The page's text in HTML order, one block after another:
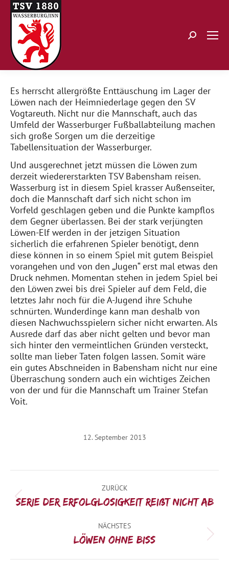
Search:
Es herrscht allergrößte Enttäuschung im Lager der
Löwen nach der Heimniederlage gegen den SV
Vogtareuth. Nicht nur die Mannschaft, auch das
Umfeld der Wasserburger Fußballabteilung machen
sich große Sorgen um die derzeitige
Tabellensituation der Wasserburger.
Und ausgerechnet jetzt müssen die Löwen zum
derzeit wiedererstarkten TSV Babensham reisen.
Wasserburg ist in diesem Spiel krasser Außenseiter,
doch die Mannschaft darf sich nicht schon im
Vorfeld geschlagen geben und die Punkte kampflos
dem Gegner überlassen. Bei der stark verjüngten
Löwen-Elf werden in der jetzigen Situation
sicherlich die erfahrenen Spieler benötigt, denn
diese können in so einem Spiel mit gutem Beispiel
vorangehen und von den „Jugen“ erst mal etwas den
Druck nehmen. Momentan stehen in jedem Spiel bei
den Löwen zwei bis drei Spieler auf dem Feld, die
letztes Jahr noch für die A-Jugend ihre Schuhe
schnürten. Wunderdinge kann man deshalb von
diesen Nachwuchsspielern sicher nicht erwarten. Als
Ausrede darf das aber nicht gelten und bevor man
sich hinter den vermeintlichen Gründen versteckt,
sollte man lieber Taten folgen lassen. Somit wäre
ein gutes Abschneiden in Babensham nicht nur eine
Überraschung sondern auch ein wichtiges Zeichen
von der und für die Mannschaft um Trainer Stefan
Voit.
12. September 2013
ZURÜCK
Vorheriger
Serie der Erfolglosigkeit reißt nicht ab
NÄCHSTES
Nächster
Löwen ohne Biss